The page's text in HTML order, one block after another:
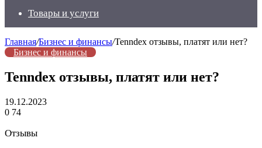
Товары и услуги
Главная/Бизнес и финансы/Tenndex отзывы, платят или нет?
Бизнес и финансы
Tenndex отзывы, платят или нет?
19.12.2023
0 74
Отзывы